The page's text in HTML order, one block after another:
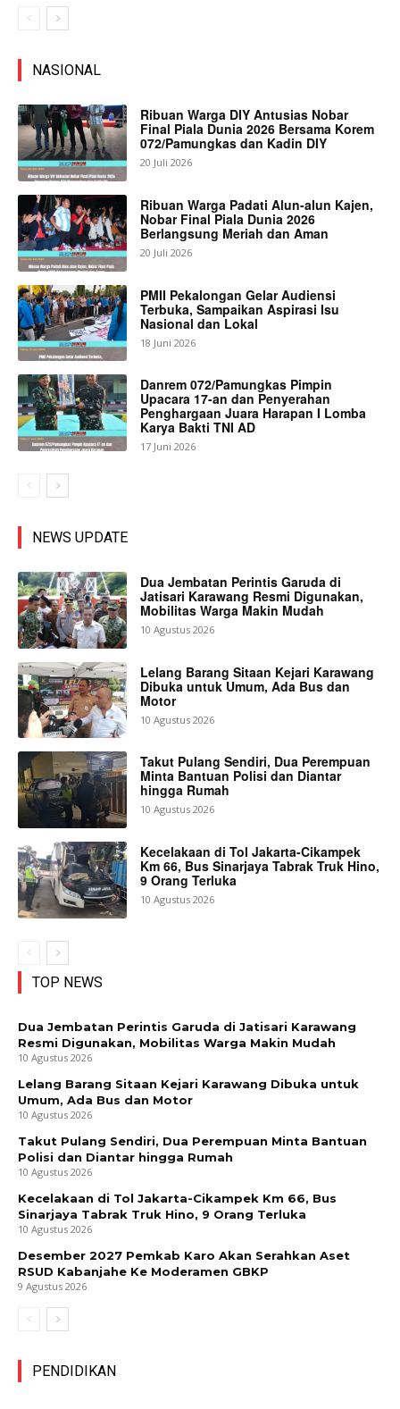
NASIONAL
Ribuan Warga DIY Antusias Nobar
Final Piala Dunia 2026 Bersama Korem
072/Pamungkas dan Kadin DIY
20 Juli 2026
Ribuan Warga Padati Alun-alun Kajen,
Nobar Final Piala Dunia 2026
Berlangsung Meriah dan Aman
20 Juli 2026
PMII Pekalongan Gelar Audiensi
Terbuka, Sampaikan Aspirasi Isu
Nasional dan Lokal
18 Juni 2026
Danrem 072/Pamungkas Pimpin
Upacara 17-an dan Penyerahan
Penghargaan Juara Harapan I Lomba
Karya Bakti TNI AD
17 Juni 2026
NEWS UPDATE
Dua Jembatan Perintis Garuda di
Jatisari Karawang Resmi Digunakan,
Mobilitas Warga Makin Mudah
10 Agustus 2026
Lelang Barang Sitaan Kejari Karawang
Dibuka untuk Umum, Ada Bus dan
Motor
10 Agustus 2026
Takut Pulang Sendiri, Dua Perempuan
Minta Bantuan Polisi dan Diantar
hingga Rumah
10 Agustus 2026
Kecelakaan di Tol Jakarta-Cikampek
Km 66, Bus Sinarjaya Tabrak Truk Hino,
9 Orang Terluka
10 Agustus 2026
TOP NEWS
Dua Jembatan Perintis Garuda di Jatisari Karawang
Resmi Digunakan, Mobilitas Warga Makin Mudah
10 Agustus 2026
Lelang Barang Sitaan Kejari Karawang Dibuka untuk
Umum, Ada Bus dan Motor
10 Agustus 2026
Takut Pulang Sendiri, Dua Perempuan Minta Bantuan
Polisi dan Diantar hingga Rumah
10 Agustus 2026
Kecelakaan di Tol Jakarta-Cikampek Km 66, Bus
Sinarjaya Tabrak Truk Hino, 9 Orang Terluka
10 Agustus 2026
Desember 2027 Pemkab Karo Akan Serahkan Aset
RSUD Kabanjahe Ke Moderamen GBKP
9 Agustus 2026
PENDIDIKAN